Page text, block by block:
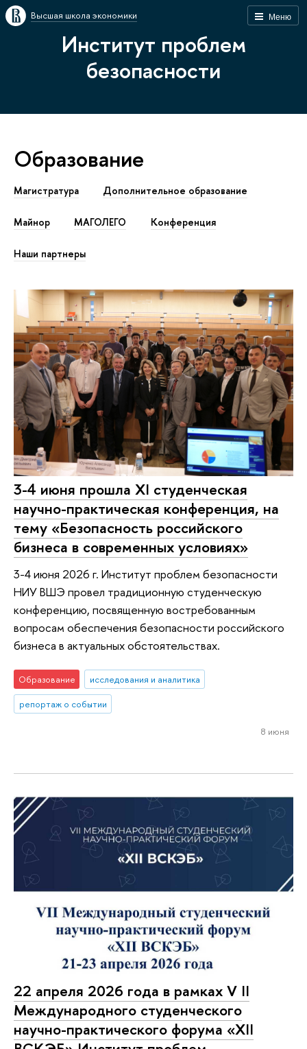
Меню
Высшая школа экономики
Институт проблем
безопасности
Образование
Магистратура Дополнительное образование
Майнор МАГОЛЕГО Конференция
Наши партнеры
3-4 июня прошла XI студенческая
научно-практическая конференция, на
тему «Безопасность российского
бизнеса в современных условиях»
3-4 июня 2026 г. Институт проблем безопасности
НИУ ВШЭ провел традиционную студенческую
конференцию, посвященную востребованным
вопросам обеспечения безопасности российского
бизнеса в актуальных обстоятельствах.
Образование
исследования и аналитика
репортаж о событии
8 июня
22 апреля 2026 года в рамках V II
Международного студенческого
научно-практического форума «XII